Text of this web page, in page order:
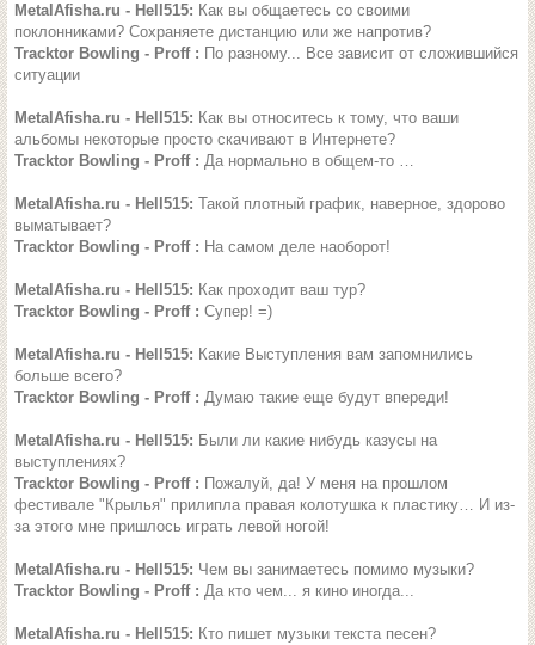
MetalAfisha.ru - Hell515: Как вы общаетесь со своими
поклонниками? Сохраняете дистанцию или же напротив?
Tracktor Bowling - Proff : По разному... Все зависит от сложившийся
ситуации
MetalAfisha.ru - Hell515: Как вы относитесь к тому, что ваши
альбомы некоторые просто скачивают в Интернете?
Tracktor Bowling - Proff : Да нормально в общем-то …
MetalAfisha.ru - Hell515: Такой плотный график, наверное, здорово
выматывает?
Tracktor Bowling - Proff : На самом деле наоборот!
MetalAfisha.ru - Hell515: Как проходит ваш тур?
Tracktor Bowling - Proff : Супер! =)
MetalAfisha.ru - Hell515: Какие Выступления вам запомнились
больше всего?
Tracktor Bowling - Proff : Думаю такие еще будут впереди!
MetalAfisha.ru - Hell515: Были ли какие нибудь казусы на
выступлениях?
Tracktor Bowling - Proff : Пожалуй, да! У меня на прошлом
фестивале "Крылья" прилипла правая колотушка к пластику… И из-
за этого мне пришлось играть левой ногой!
MetalAfisha.ru - Hell515: Чем вы занимаетесь помимо музыки?
Tracktor Bowling - Proff : Да кто чем... я кино иногда...
MetalAfisha.ru - Hell515: Кто пишет музыки текста песен?